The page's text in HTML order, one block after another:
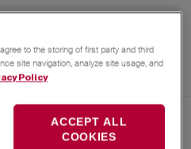
to the storing of first party and third
site navigation, analyze site usage, and
Policy
ACCEPT ALL
COOKIES